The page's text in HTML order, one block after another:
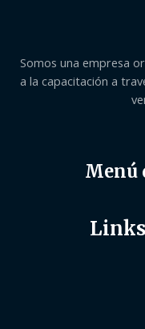
Somos una empresa
a la capacitación a
Menú